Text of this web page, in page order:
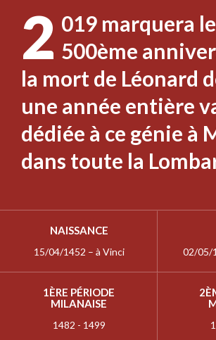
2 019 marquera le
500ème
la mort de Léonard
une année entière
dédiée à ce génie à
dans toute la
NAISSANCE
15/04/1452 – à Vinci 02/05/
1ÈRE PÉRIODE
MILANAISE
1482 - 1499